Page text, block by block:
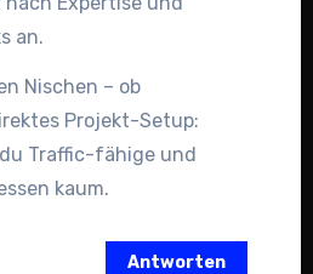
an.
Nischen – ob
Projekt-Setup:
Traffic-fähige und
kaum.
Antworten